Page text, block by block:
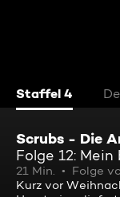
Staffel 4
Scrubs - Die
Folge 12:
21 Min.
Folge
Kurz vor